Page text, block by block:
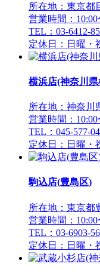
所在地：東京都
営業時間：10:00
TEL：03-6412-
定休日：日曜・
横浜店(神奈川
所在地：神奈川
営業時間：10:00
TEL：045-577-
定休日：日曜・
駒込店(豊島区)
所在地：東京都
営業時間：10:00
TEL：03-6903-
定休日：日曜・